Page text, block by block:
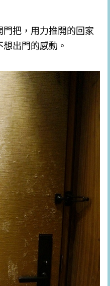
把，用力推開的回家
出門的感動。